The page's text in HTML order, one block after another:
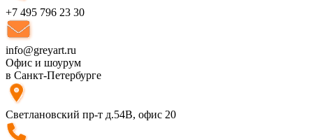
+7 495 796 23 30
info@greyart.ru
Офис и шоурум
в Санкт-Петербурге
Светлановский пр-т д.54В, офис 20